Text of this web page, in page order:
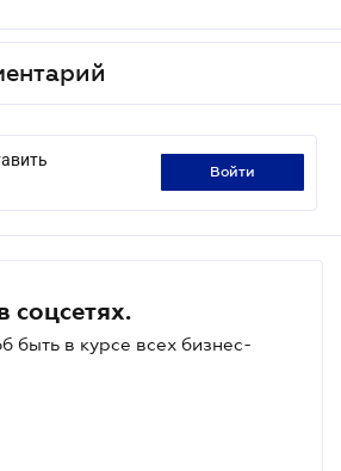
войти
соцсетях.
быть в курсе всех бизнес-